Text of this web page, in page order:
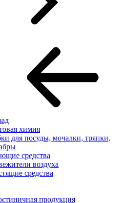
химия
для посуды, мочалки, тряпки,
средства
воздуха
средства
продукция